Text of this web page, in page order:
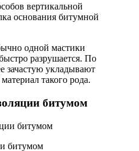
вертикальной
основания битумной
одной мастики
разрушается. По
зачастую укладывают
такого рода.
битумом
битумом